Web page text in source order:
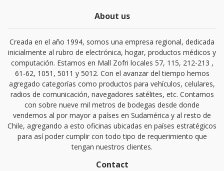
About us
Creada en el año 1994, somos una empresa regional, dedicada
inicialmente al rubro de electrónica, hogar, productos médicos y
computación. Estamos en Mall Zofri locales 57, 115, 212-213 ,
61-62, 1051, 5011 y 5012. Con el avanzar del tiempo hemos
agregado categorías como productos para vehículos, celulares,
radios de comunicación, navegadores satélites, etc. Contamos
con sobre nueve mil metros de bodegas desde donde
vendemos al por mayor a países en Sudamérica y al resto de
Chile, agregando a esto oficinas ubicadas en países estratégicos
para así poder cumplir con todo tipo de requerimiento que
tengan nuestros clientes.
Contact